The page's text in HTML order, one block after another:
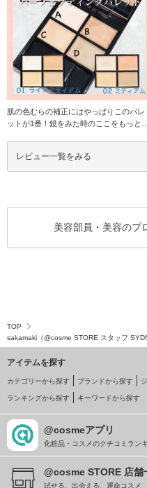
肌の色むらの補正にはやっぱりこのパレ
ットが1番！鏡をみた時のここをもっとこ
レビュー一覧をみる
美容部員・美容のプ
TOP
sakamaki（@cosme STORE スタッフ
アイテムを探す
カテゴリーから探す ブランドから探す
ランキングから探す キーワードから探す
@cosmeアプリ
化粧品・コスメのクチコミラン
@cosme STORE 店舗
試せる、出会える、運命コスメ